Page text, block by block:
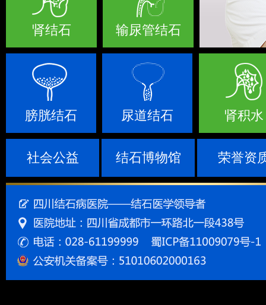
肾结石 输尿管结石
膀胱结石 尿道结石 肾积水
社会公益 结石博物馆 荣誉资